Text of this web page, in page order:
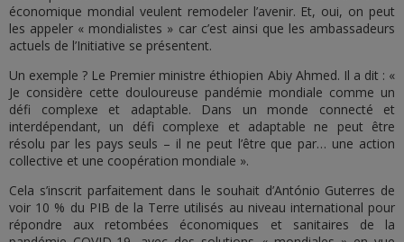
économique mondial veulent remodeler l’avenir. Et, oui, on peut
les appeler « mondialistes » car c’est ainsi que les ambassadeurs
actuels de l’Initiative se présentent.
Un exemple ? Le Premier ministre éthiopien Abiy Ahmed. Il a dit : «
Je considère cette douloureuse pandémie mondiale comme un
défi complexe et adaptable. Dans un monde connecté et
interdépendant, un défi complexe et adaptable ne peut être
résolu par les pays seuls – il ne peut l’être que par… une action
collective et une coopération mondiale ».
Cela s’inscrit parfaitement dans le souhait d’António Guterres de
voir 10 % du PIB de la Terre utilisés au niveau international pour
répondre aux retombées économiques et sanitaires de la